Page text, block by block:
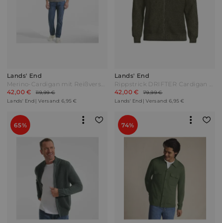
Lands' End
Merino-Cardigan mit Reißverschluss Herren Grau by Lands' End
42,00 €
119,99 €
Lands' End | Versand: 6,95 €
Lands' End
Rippstrick DRIFTER Cardigan Herren Grün by Lands' End
42,00 €
79,99 €
Lands' End | Versand: 6,95 €
65% 74%